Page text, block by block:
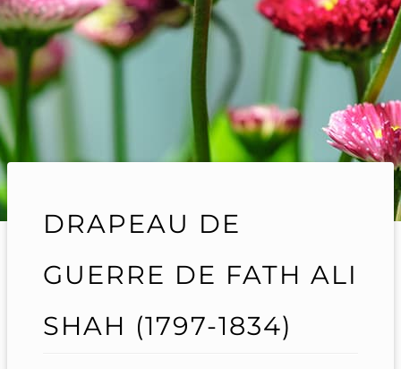
DRAPEAU DE
GUERRE DE FATH ALI
SHAH (1797-1834)